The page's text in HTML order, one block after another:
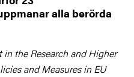
alla berörda
in the Research and Higher
and Measures in EU